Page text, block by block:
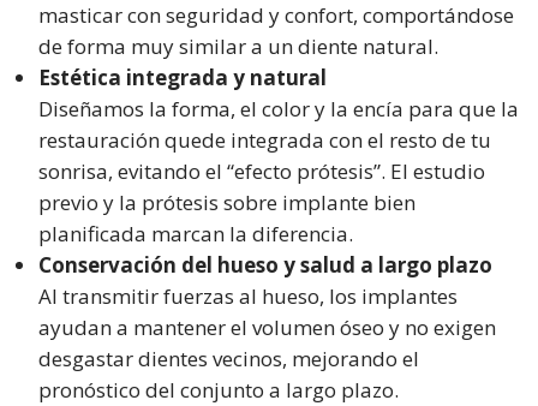
masticar con seguridad y confort, comportándose
de forma muy similar a un diente natural.
Estética integrada y natural
Diseñamos la forma, el color y la encía para que la
restauración quede integrada con el resto de tu
sonrisa, evitando el “efecto prótesis”. El estudio
previo y la prótesis sobre implante bien
planificada marcan la diferencia.
Conservación del hueso y salud a largo plazo
Al transmitir fuerzas al hueso, los implantes
ayudan a mantener el volumen óseo y no exigen
desgastar dientes vecinos, mejorando el
pronóstico del conjunto a largo plazo.